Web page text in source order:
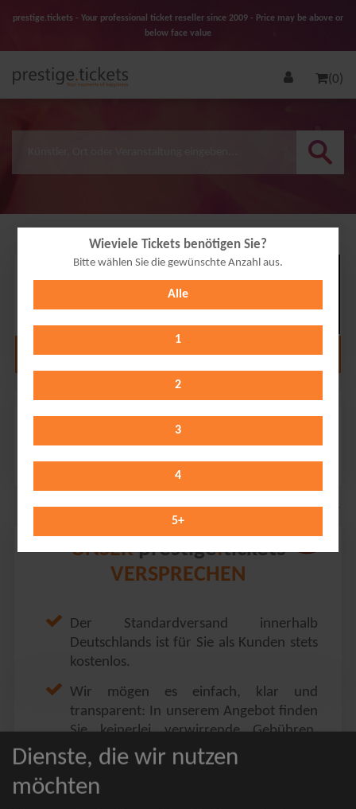
prestige.tickets - Your professional ticket reseller since 2009 - Price may be above or
below face value
(0)
Wieviele Tickets benötigen Sie?
Bitte wählen Sie die gewünschte Anzahl aus.
Alle
1
2
3
4
5+
14
Alle Termine anzeigen
Wednesday 14.10.2026
UNSERprestige.tickets
VERSPRECHEN
Der Standardversand innerhalb
Deutschlands ist für Sie als Kunden stets
kostenlos.
Wir mögen es einfach, klar und
transparent: In unserem Angebot finden
Sie keinerlei verwirrende Gebühren,
Zusatzangebote oder ähnliches.
Sie erhalten ausschließlich
zusammenhängende Sitzplätze, welche
Dienste, die wir nutzen
möchten